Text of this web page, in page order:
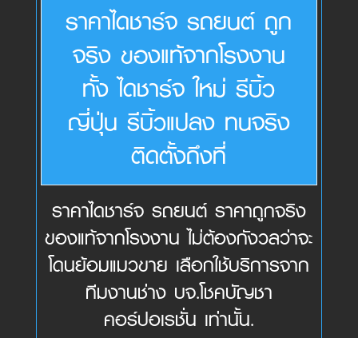
ราคาไดชาร์จ รถยนต์ ถูก
จริง ของแท้จากโรงงาน
ทั้ง ไดชาร์จ ใหม่ รีบิ้ว
ญี่ปุ่น รีบิ้วแปลง ทนจริง
ติดตั้งถึงที่
ราคาไดชาร์จ รถยนต์ ราคาถูกจริง
ของแท้จากโรงงาน ไม่ต้องกังวลว่าจะ
โดนย้อมแมวขาย เลือกใช้บริการจาก
ทีมงานช่าง บจ.โชคบัญชา
คอร์ปอเรชั่น เท่านั้น.